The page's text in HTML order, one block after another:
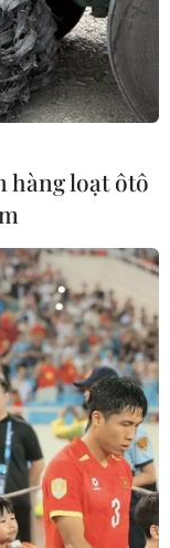
là dịch bệnh
tế toàn cầu.
giới đã xảy ra
đình trệ'
hàng loạt ôtô